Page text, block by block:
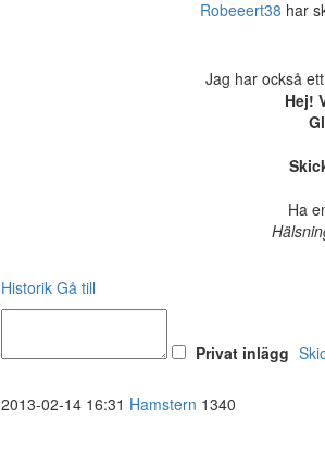
Robeeert38 har
Jag har också
Hej!
Ha
Historik Gå till
Privat inlägg
2013-02-14 16:31 Hamstern 1340